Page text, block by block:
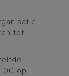
tot
op